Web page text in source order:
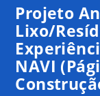
Projeto
Lixo/
NAVI